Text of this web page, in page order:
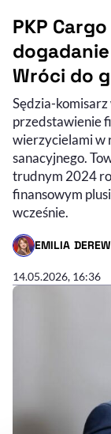
PKP
Wróci do
Sędzia-komisarz
przedstawienie
wierzycielami w
sanacyjnego.
trudnym 2024
finansowym
wcześnie.
EMILIA
- AUTOR
14.05.2026, 16:36